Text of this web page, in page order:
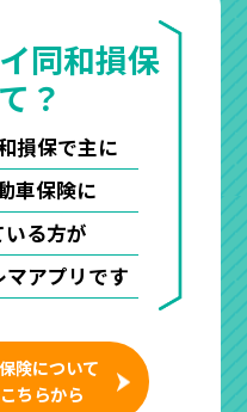
同和損保
？
損保で主に
車保険に
る方が
アプリです
険について
ちらから